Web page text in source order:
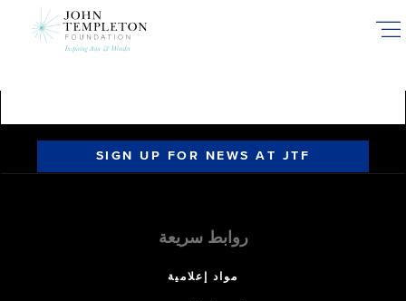
SIGN UP FOR NEWS AT JTF
روابط سريعة
مواد إعلامية